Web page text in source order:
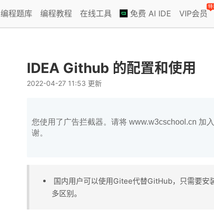
编程题库 编程教程 在线工具 免费 AI IDE VIP会员
特
IDEA Github 的配置和使用
2022-04-27 11:53 更新
您使用了广告拦截器。请将 www.w3cschool.cn 加
谢。
国内用户可以使用Gitee代替GitHub，只需要安
多区别。